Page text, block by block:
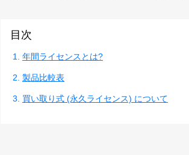
目次
年間ライセンスとは?
製品比較表
買い取り式 (永久ライセンス) について